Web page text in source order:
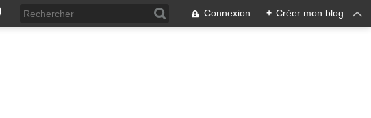
Connexion + Créer mon blog